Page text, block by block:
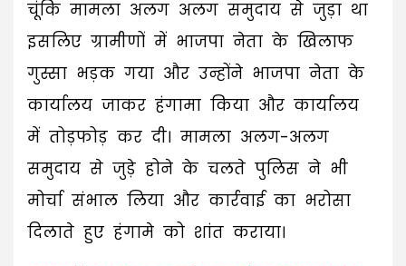
चूंकि मामला अलग अलग समुदाय से जुड़ा था
इसलिए ग्रामीणों में भाजपा नेता के खिलाफ
गुस्सा भड़क गया और उन्होंने भाजपा नेता के
कार्यालय जाकर हंगामा किया और कार्यालय
में तोड़फोड़ कर दी। मामला अलग-अलग
समुदाय से जुड़े होने के चलते पुलिस ने भी
मोर्चा संभाल लिया और कार्रवाई का भरोसा
दिलाते हुए हंगामे को शांत कराया।